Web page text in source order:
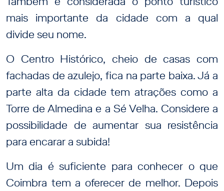
mais importante da cidade com a qual
divide seu nome.
O Centro Histórico, cheio de casas com
fachadas de azulejo, fica na parte baixa. Já a
parte alta da cidade tem atrações como a
Torre de Almedina e a Sé Velha. Considere a
possibilidade de aumentar sua resistência
para encarar a subida!
Um dia é suficiente para conhecer o que
Coimbra tem a oferecer de melhor. Depois